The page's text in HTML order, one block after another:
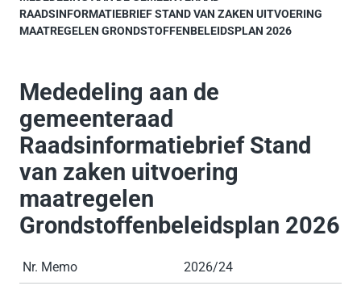
RAADSINFORMATIEBRIEF STAND VAN ZAKEN UITVOERING
MAATREGELEN GRONDSTOFFENBELEIDSPLAN 2026
Mededeling aan de
gemeenteraad
Raadsinformatiebrief Stand
van zaken uitvoering
maatregelen
Grondstoffenbeleidsplan 2026
Nr. Memo 2026/24